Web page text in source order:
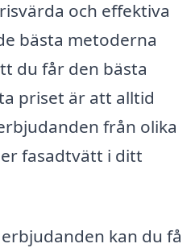
och effektiva
bästa metoderna
du får den bästa
priset är att alltid
från olika
fasadtvätt i ditt
kan du få